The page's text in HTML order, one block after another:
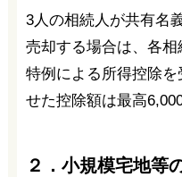
3人の相続人が共有名
売却する場合は、各
特例による所得控除
せた控除額は最高
２．小規模宅地等